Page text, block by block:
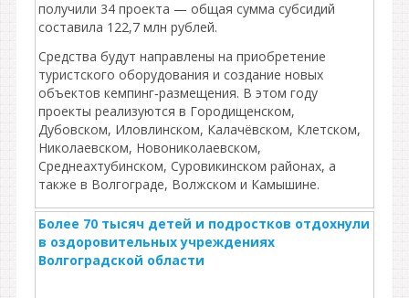
получили 34 проекта — общая сумма субсидий
составила 122,7 млн рублей.
Средства будут направлены на приобретение
туристского оборудования и создание новых
объектов кемпинг‑размещения. В этом году
проекты реализуются в Городищенском,
Дубовском, Иловлинском, Калачёвском, Клетском,
Николаевском, Новониколаевском,
Среднеахтубинском, Суровикинском районах, а
также в Волгограде, Волжском и Камышине.
Более 70 тысяч детей и подростков отдохнули
в оздоровительных учреждениях
Волгоградской области